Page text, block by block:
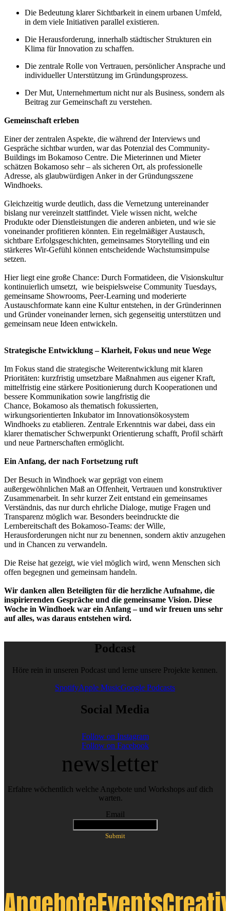
Die Bedeutung klarer Sichtbarkeit in einem urbanen Umfeld,
in dem viele Initiativen parallel existieren.
Die Herausforderung, innerhalb städtischer Strukturen ein
Klima für Innovation zu schaffen.
Die zentrale Rolle von Vertrauen, persönlicher Ansprache und
individueller Unterstützung im Gründungsprozess.
Der Mut, Unternehmertum nicht nur als Business, sondern als
Beitrag zur Gemeinschaft zu verstehen.
Gemeinschaft erleben
Einer der zentralen Aspekte, die während der Interviews und
Gespräche sichtbar wurden, war das Potenzial des Community-
Buildings im Bokamoso Centre. Die Mieterinnen und Mieter
schätzen Bokamoso sehr – als sicheren Ort, als professionelle
Adresse, als glaubwürdigen Anker in der Gründungsszene
Windhoeks.
Gleichzeitig wurde deutlich, dass die Vernetzung untereinander
bislang nur vereinzelt stattfindet. Viele wissen nicht, welche
Produkte oder Dienstleistungen die anderen anbieten, und wie sie
voneinander profitieren könnten. Ein regelmäßiger Austausch,
sichtbare Erfolgsgeschichten, gemeinsames Storytelling und ein
stärkeres Wir-Gefühl können entscheidende Wachstumsimpulse
setzen.
Hier liegt eine große Chance: Durch Formatideen, die Visionskultur
kontinuierlich umsetzt, wie beispielsweise Community Tuesdays,
gemeinsame Showrooms, Peer-Learning und moderierte
Austauschformate kann eine Kultur entstehen, in der Gründerinnen
und Gründer voneinander lernen, sich gegenseitig unterstützen und
gemeinsam neue Ideen entwickeln.
Strategische Entwicklung – Klarheit, Fokus und neue Wege
Im Fokus stand die strategische Weiterentwicklung mit klaren
Prioritäten: kurzfristig umsetzbare Maßnahmen aus eigener Kraft,
mittelfristig eine stärkere Positionierung durch Kooperationen und
bessere Kommunikation sowie langfristig die
Chance, Bokamoso als thematisch fokussierten,
wirkungsorientierten Inkubator im Innovationsökosystem
Windhoeks zu etablieren. Zentrale Erkenntnis war dabei, dass ein
klarer thematischer Schwerpunkt Orientierung schafft, Profil schärft
und neue Partnerschaften ermöglicht.
Ein Anfang, der nach Fortsetzung ruft
Der Besuch in Windhoek war geprägt von einem
außergewöhnlichen Maß an Offenheit, Vertrauen und konstruktiver
Zusammenarbeit. In sehr kurzer Zeit entstand ein gemeinsames
Verständnis, das nur durch ehrliche Dialoge, mutige Fragen und
Transparenz möglich war. Besonders beeindruckte die
Lernbereitschaft des Bokamoso-Teams: der Wille,
Herausforderungen nicht nur zu benennen, sondern aktiv anzugehen
und in Chancen zu verwandeln.
Die Reise hat gezeigt, wie viel möglich wird, wenn Menschen sich
offen begegnen und gemeinsam handeln.
Wir danken allen Beteiligten für die herzliche Aufnahme, die
inspirierenden Gespräche und die gemeinsame Vision. Diese
Woche in Windhoek war ein Anfang – und wir freuen uns sehr
auf alles, was daraus entstehen wird.
Podcast
Höre rein in unseren Podcast und lerne unsere Projekte kennen.
SpotifyApple MusicGoogle Podcasts
Social Media
Follow on Instagram
Follow on Facebook
newsletter
Erfahre wöchentlich welche Angebote und Workshops auf dich
warten.
Email
Submit